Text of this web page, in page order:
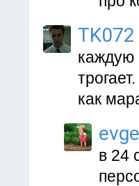
TK072
каждую
трогает.
как
в 24